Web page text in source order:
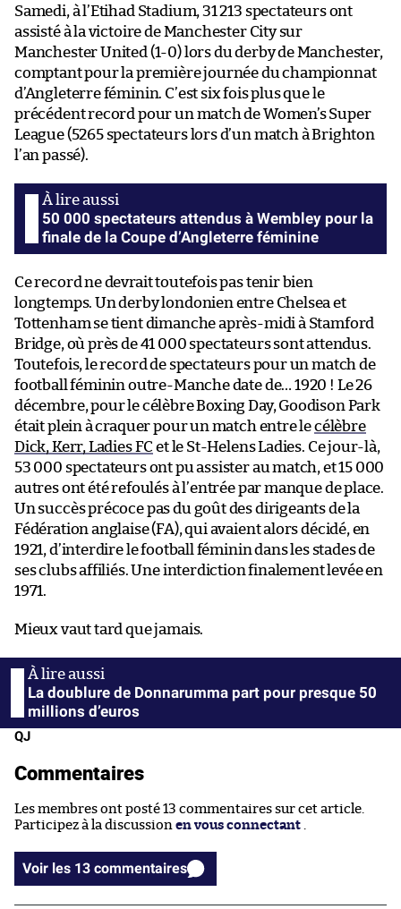
Samedi, à l’Etihad Stadium, 31 213 spectateurs ont
assisté à la victoire de Manchester City sur
Manchester United (1-0) lors du derby de Manchester,
comptant pour la première journée du championnat
d’Angleterre féminin. C’est six fois plus que le
précédent record pour un match de Women’s Super
League (5265 spectateurs lors d’un match à Brighton
l’an passé).
50 000 spectateurs attendus à Wembley pour la
finale de la Coupe d’Angleterre féminine
Ce record ne devrait toutefois pas tenir bien
longtemps. Un derby londonien entre Chelsea et
Tottenham se tient dimanche après-midi à Stamford
Bridge, où près de 41 000 spectateurs sont attendus.
Toutefois, le record de spectateurs pour un match de
football féminin outre-Manche date de… 1920 ! Le 26
décembre, pour le célèbre Boxing Day, Goodison Park
était plein à craquer pour un match entre lecélèbre
Dick, Kerr, Ladies FC et le St-Helens Ladies. Ce jour-là,
53 000 spectateurs ont pu assister au match, et 15 000
autres ont été refoulés à l’entrée par manque de place.
Un succès précoce pas du goût des dirigeants de la
Fédération anglaise (FA), qui avaient alors décidé, en
1921, d’interdire le football féminin dans les stades de
ses clubs affiliés. Une interdiction finalement levée en
1971.
Mieux vaut tard que jamais.
La doublure de Donnarumma part pour presque 50
millions d’euros
QJ
Commentaires
Les membres ont posté 13 commentaires sur cet article.
Participez à la discussion en vous connectant .
Voir les 13 commentaires